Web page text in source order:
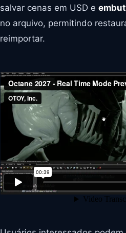
salvar cenas em USD e
no arquivo, permitindo
reimportar.